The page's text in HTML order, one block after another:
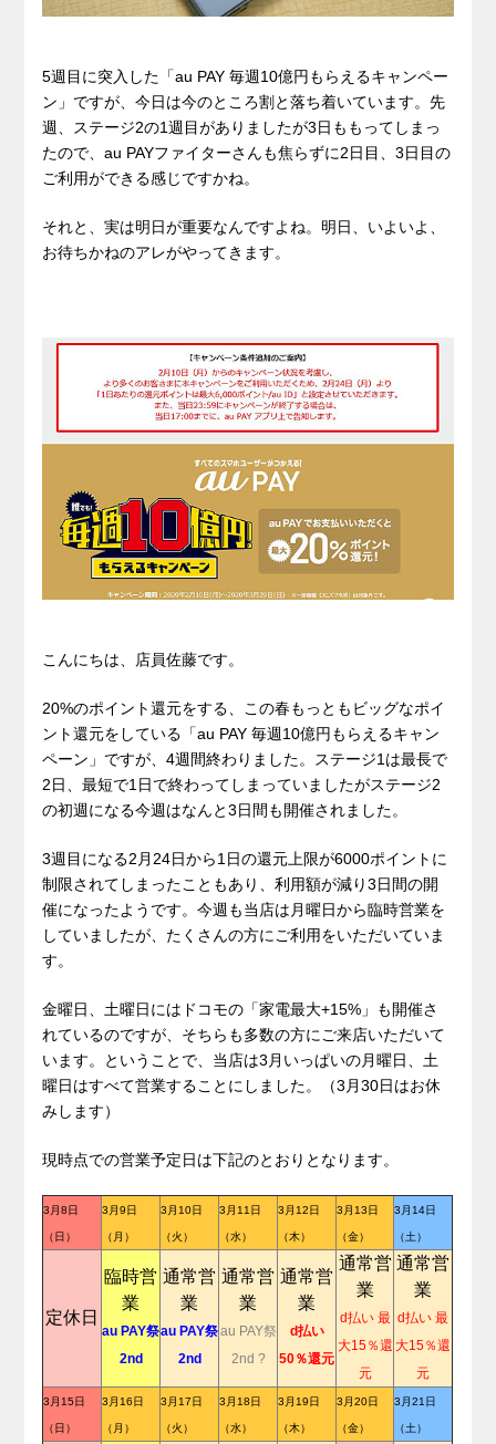
5週目に突入した「au PAY 毎週10億円もらえるキャンペー
ン」ですが、今日は今のところ割と落ち着いています。先
週、ステージ2の1週目がありましたが3日ももってしまっ
たので、au PAYファイターさんも焦らずに2日目、3日目の
ご利用ができる感じですかね。
それと、実は明日が重要なんですよね。明日、いよいよ、
お待ちかねのアレがやってきます。
こんにちは、店員佐藤です。
20%のポイント還元をする、この春もっともビッグなポイ
ント還元をしている「au PAY 毎週10億円もらえるキャン
ペーン」ですが、4週間終わりました。ステージ1は最長で
2日、最短で1日で終わってしまっていましたがステージ2
の初週になる今週はなんと3日間も開催されました。
3週目になる2月24日から1日の還元上限が6000ポイントに
制限されてしまったこともあり、利用額が減り3日間の開
催になったようです。今週も当店は月曜日から臨時営業を
していましたが、たくさんの方にご利用をいただいていま
す。
金曜日、土曜日にはドコモの「家電最大+15%」も開催さ
れているのですが、そちらも多数の方にご来店いただいて
います。ということで、当店は3月いっぱいの月曜日、土
曜日はすべて営業することにしました。（3月30日はお休
みします）
現時点での営業予定日は下記のとおりとなります。
3月8日
（日）
3月9日
（月）
3月10日
（火）
3月11日
（水）
3月12日
（木）
3月13日
（金）
3月14日
（土）
定休日
臨時営
業
au PAY祭
2nd
通常営
業
au PAY祭
2nd
通常営
業
au PAY祭
2nd ?
通常営
業
d払い
50％還元
通常営
業
d払い 最
大15％還
元
通常営
業
d払い 最
大15％還
元
3月15日
（日）
3月16日
（月）
3月17日
（火）
3月18日
（水）
3月19日
（木）
3月20日
（金）
3月21日
（土）